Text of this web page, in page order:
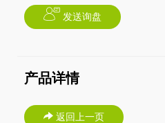
发送询盘
产品详情
返回上一页